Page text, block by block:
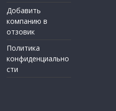
Добавить
компанию в
отзовик
Политика
конфиденциально
сти